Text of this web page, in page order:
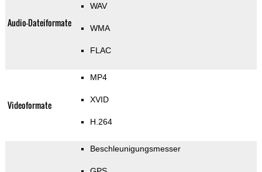
Audio-Dateiformate
WAV
WMA
FLAC
Videoformate
MP4
XVID
H.264
Beschleunigungsmesser